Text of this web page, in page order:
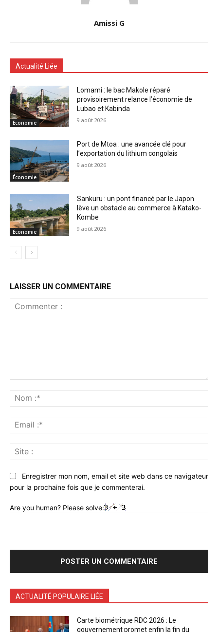
Amissi G
Actualité Liée
Économie
Lomami : le bac Makole réparé
provisoirement relance l’économie de
Lubao et Kabinda
9 août 2026
Économie
Port de Mtoa : une avancée clé pour
l’exportation du lithium congolais
9 août 2026
Économie
Sankuru : un pont financé par le Japon
lève un obstacle au commerce à Katako-
Kombe
9 août 2026
LAISSER UN COMMENTAIRE
:*
:*
:
Enregistrer mon nom, email et site web dans ce navigateur
pour la prochaine fois que je commenterai.
Are you human? Please solve:
ACTUALITÉ POPULAIRE LIÉE
Carte biométrique RDC 2026 : Le
gouvernement promet enfin la fin du